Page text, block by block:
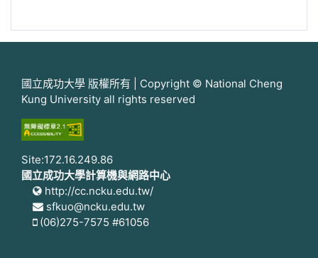
國立成功大學 版權所有 | Copyright © National Cheng
Kung University all rights reserved
Site:172.16.249.86
國立成功大學計算機與網路中心
http://cc.ncku.edu.tw/
sfkuo@ncku.edu.tw
(06)275-7575 #61056